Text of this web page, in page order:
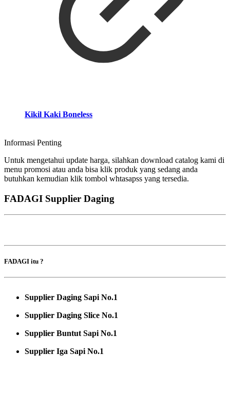
Kikil Kaki Boneless
Informasi Penting
Untuk mengetahui update harga, silahkan download catalog kami di
menu promosi atau anda bisa klik produk yang sedang anda
butuhkan kemudian klik tombol whtasapss yang tersedia.
FADAGI Supplier Daging
FADAGI itu ?
Supplier Daging Sapi No.1
Supplier Daging Slice No.1
Supplier Buntut Sapi No.1
Supplier Iga Sapi No.1